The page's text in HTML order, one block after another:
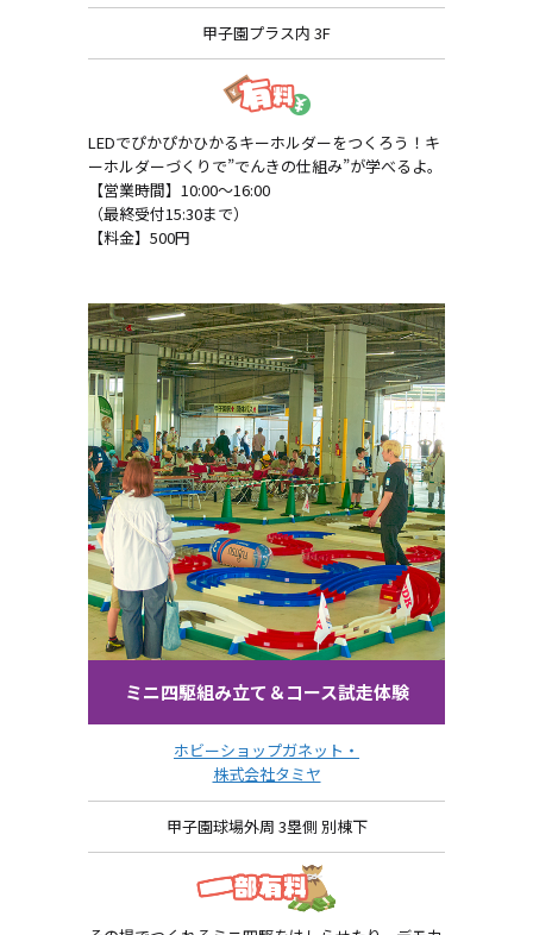
甲子園プラス内 3F
LEDでぴかぴかひかるキーホルダーをつくろう！キ
ーホルダーづくりで”でんきの仕組み”が学べるよ。
【営業時間】10:00～16:00
（最終受付15:30まで）
【料金】500円
ミニ四駆組み立て＆コース試走体験
ホビーショップガネット・
株式会社タミヤ
甲子園球場外周 3塁側 別棟下